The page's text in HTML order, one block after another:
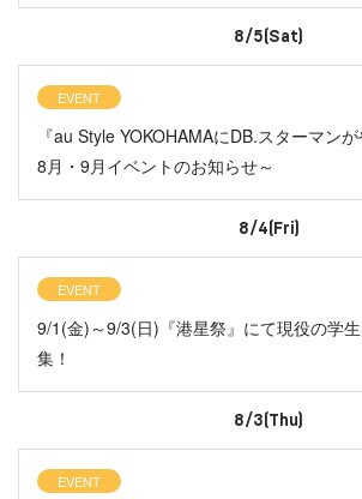
8/5(Sat)
EVENT
『au Style YOKOHAMAにDB.スターマン
8月・9月イベントのお知らせ～
8/4(Fri)
EVENT
9/1(金)～9/3(日)『港星祭』にて現役の学
集！
8/3(Thu)
EVENT